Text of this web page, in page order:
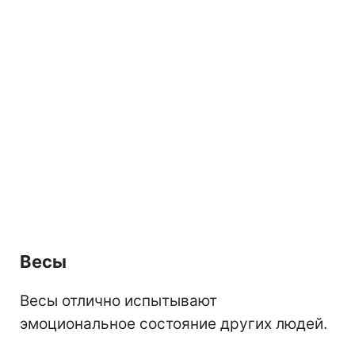
Весы
Весы отлично испытывают
эмоциональное состояние других людей.